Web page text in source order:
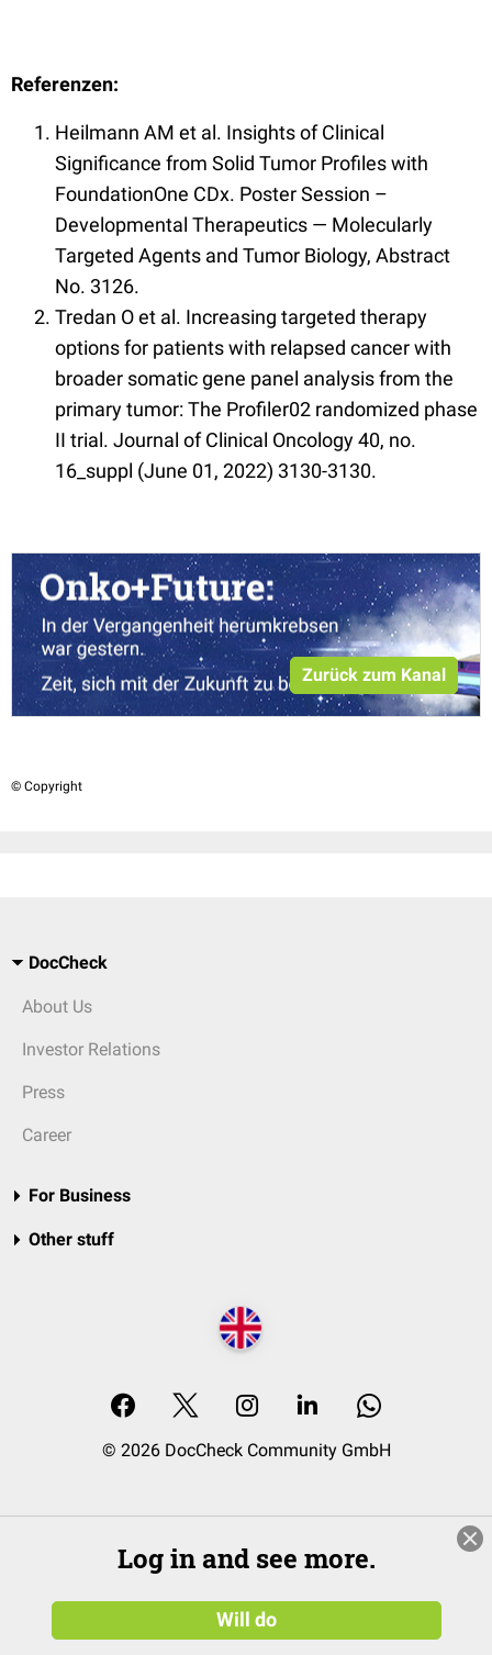
Referenzen:
Heilmann AM et al. Insights of Clinical
Significance from Solid Tumor Profiles with
FoundationOne CDx. Poster Session –
Developmental Therapeutics — Molecularly
Targeted Agents and Tumor Biology, Abstract
No. 3126.
Tredan O et al. Increasing targeted therapy
options for patients with relapsed cancer with
broader somatic gene panel analysis from the
primary tumor: The Profiler02 randomized phase
II trial. Journal of Clinical Oncology 40, no.
16_suppl (June 01, 2022) 3130-3130.
Zurück zum Kanal
© Copyright
DocCheck
About Us
Investor Relations
Press
Career
For Business
Other stuff
© 2026 DocCheck Community GmbH
Log in and see more.
Will do